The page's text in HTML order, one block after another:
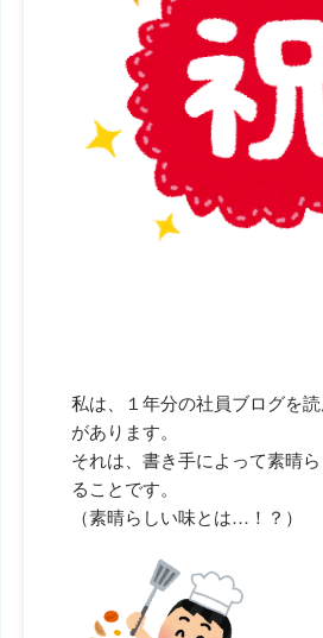
私は、１年分の社員ブログを
があります。
それは、書き手によって素晴
ることです。
（素晴らしい味とは…！？）